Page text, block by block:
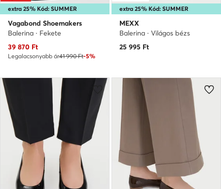
extra 25% Kód: SUMMER
Vagabond Shoemakers
Balerina · Fekete
Aktuális ár
39 870 Ft
Legalacsonyabb ár41 990 Ft-5%
extra 25% Kód: SUMMER
MEXX
Balerina · Világos bézs
25 995 Ft